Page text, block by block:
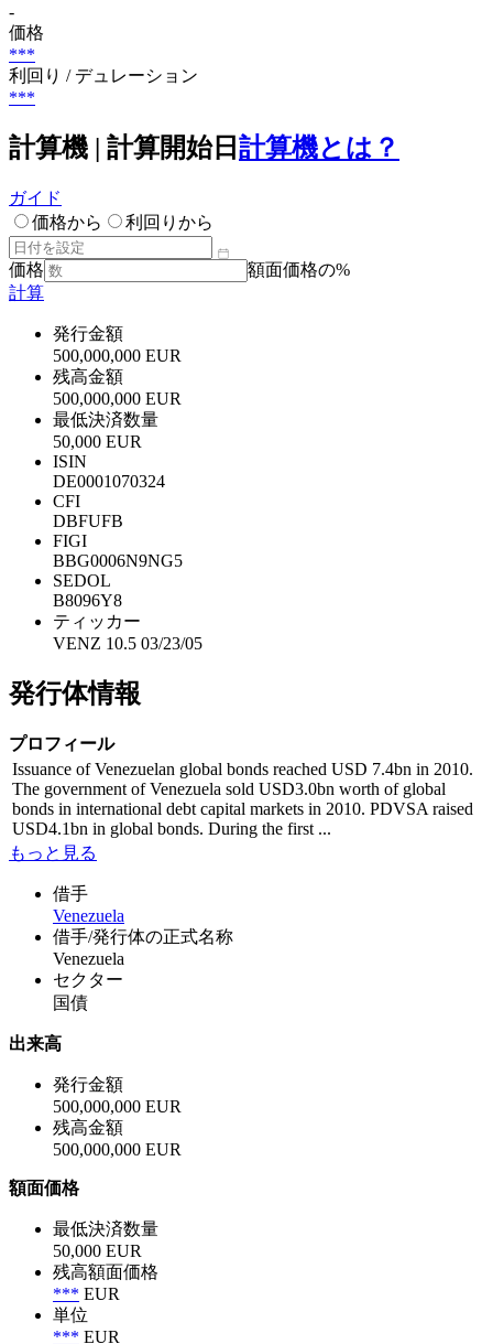
-
価格
***
利回り / デュレーション
***
計算機 | 計算開始日 計算機とは？
ガイド
価格から
利回りから
価格
額面価格の%
計算
発行金額
500,000,000 EUR
残高金額
500,000,000 EUR
最低決済数量
50,000 EUR
ISIN
DE0001070324
CFI
DBFUFB
FIGI
BBG0006N9NG5
SEDOL
B8096Y8
ティッカー
VENZ 10.5 03/23/05
発行体情報
プロフィール
Issuance of Venezuelan global bonds reached USD 7.4bn in 2010.
The government of Venezuela sold USD3.0bn worth of global
bonds in international debt capital markets in 2010. PDVSA raised
USD4.1bn in global bonds. During the first ...
もっと見る
借手
Venezuela
借手/発行体の正式名称
Venezuela
セクター
国債
出来高
発行金額
500,000,000 EUR
残高金額
500,000,000 EUR
額面価格
最低決済数量
50,000 EUR
残高額面価格
*** EUR
単位
*** EUR